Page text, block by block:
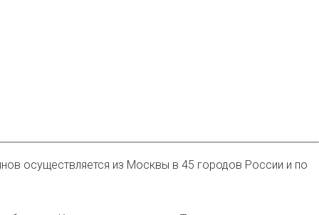
осуществляется из Москвы в 45 городов России и по